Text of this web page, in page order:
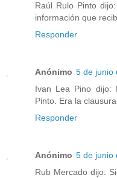
Raúl Rulo Pinto
información que
Responder
Anónimo 5 de junio
Ivan Lea Pino dijo:
Pinto. Era la clausura
Responder
Anónimo 5 de junio
Rub Mercado dijo: